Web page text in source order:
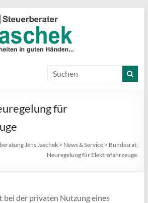
für
Jens Jaschek > News & Service > Bundesrat:
Neuregelung für Elektrofahrzeuge
bei der privaten Nutzung eines